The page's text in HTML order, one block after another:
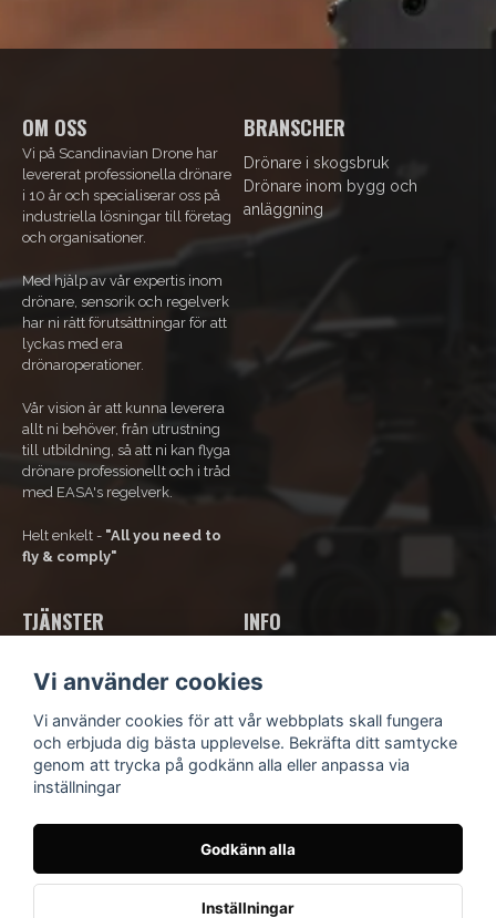
OM OSS
Vi på Scandinavian Drone har
levererat professionella drönare
i 10 år och specialiserar oss på
industriella lösningar till företag
och organisationer.
Med hjälp av vår expertis inom
drönare, sensorik och regelverk
har ni rätt förutsättningar för att
lyckas med era
drönaroperationer.
Vår vision är att kunna leverera
allt ni behöver, från utrustning
till utbildning, så att ni kan flyga
drönare professionellt och i tråd
med EASA's regelverk.
Helt enkelt - "All you need to
fly & comply"
BRANSCHER
Drönare i skogsbruk
Drönare inom bygg och
anläggning
TJÄNSTER
Bli ramavtals-kund
Hyr drönare
INFO
Kontakta oss
Köpvillkor
Integritetspolicy
Blogg
© Scandinavian Drone- Idévägen 9, 312 62 Mellbystrand,
Sverige
Vi använder cookies
Vi använder cookies för att vår webbplats skall fungera
och erbjuda dig bästa upplevelse. Bekräfta ditt samtycke
genom att trycka på godkänn alla eller anpassa via
inställningar
Godkänn alla
Inställningar